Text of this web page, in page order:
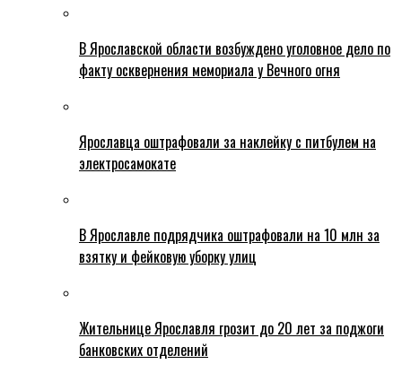
В Ярославской области возбуждено уголовное дело по
факту осквернения мемориала у Вечного огня
Ярославца оштрафовали за наклейку с питбулем на
электросамокате
В Ярославле подрядчика оштрафовали на 10 млн за
взятку и фейковую уборку улиц
Жительнице Ярославля грозит до 20 лет за поджоги
банковских отделений